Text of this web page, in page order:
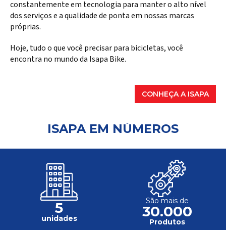
constantemente em tecnologia para manter o alto nível
dos serviços e a qualidade de ponta em nossas marcas
próprias.
Hoje, tudo o que você precisar para bicicletas, você
encontra no mundo da Isapa Bike.
CONHEÇA A ISAPA
ISAPA EM NÚMEROS
5
unidades
São mais de
30.000
Produtos